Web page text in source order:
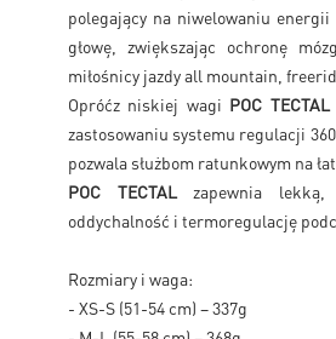
polegający na niwelowaniu energii
głowę, zwiększając ochronę
miłośnicy jazdy all mountain,
Opróćz niskiej wagi POC TECTAL
zastosowaniu systemu regulacji
pozwala służbom ratunkowym na
POC TECTALzapewnia lekką,
oddychalność i termoregulację
Rozmiary i waga:
- XS-S (51-54 cm) – 337g